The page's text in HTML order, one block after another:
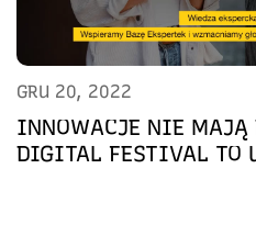
GRU 20, 2022
INNOWACJE NIE
DIGITAL FESTIVAL TO